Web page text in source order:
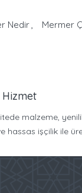
Nedir Mermer
malzeme,
hassas işçilik ile